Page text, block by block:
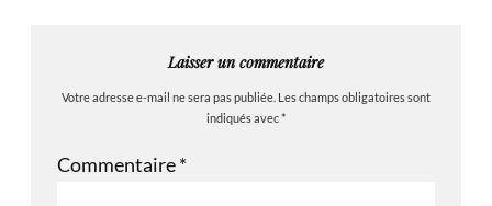
Laisser un commentaire
Votre adresse e-mail ne sera pas publiée. Les champs obligatoires sont
indiqués avec*
Commentaire*